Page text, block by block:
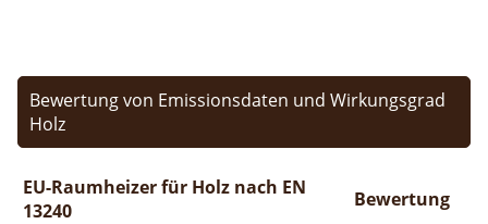
Bewertung von Emissionsdaten und Wirkungsgrad
Holz
EU-Raumheizer für Holz nach EN
13240
Bewertung